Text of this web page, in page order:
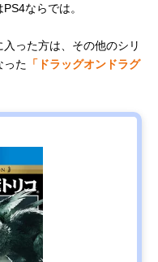
ならでは。
入った方は、その他のシリ
った 「ドラッグオンドラグ